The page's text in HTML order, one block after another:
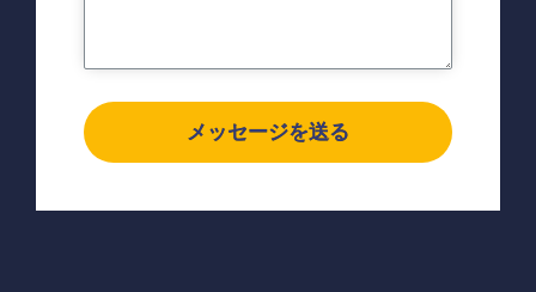
メッセージを送る